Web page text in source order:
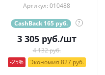
Артикул: 010488
CashBack 165 руб. ?
3 305руб./шт
4 132 руб.
-25%
Экономия 827 руб.